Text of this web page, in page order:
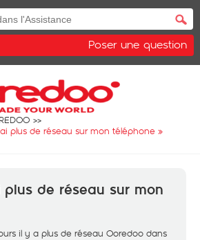
Poser une question
plus de réseau sur mon téléphone »
plus de réseau sur mon
il y a plus de réseau Ooredoo dans